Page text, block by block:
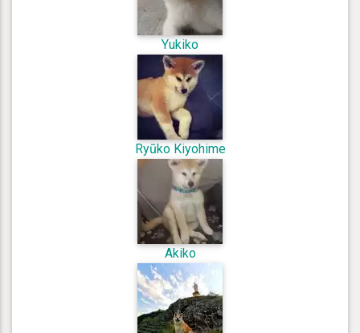
Yukiko
Ryūko Kiyohime
Akiko